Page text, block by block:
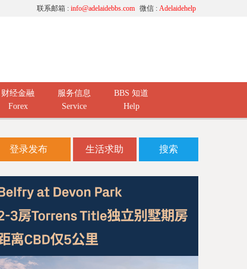
微信 : Adelaidehelp
联系邮箱 : info@adelaidebbs.com
财经金融
Forex
服务信息
Service
BBS 知道
Help
登录发布 生活求助 搜索